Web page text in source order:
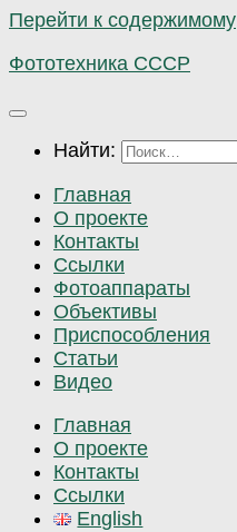
Перейти к содержимому
Фототехника СССР
Найти:
Главная
О проекте
Контакты
Ссылки
Фотоаппараты
Объективы
Приспособления
Статьи
Видео
Главная
О проекте
Контакты
Ссылки
English